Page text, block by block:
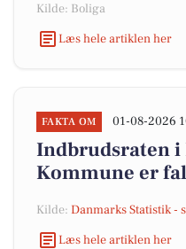
Kilde: Boliga
Læs hele artiklen her
FAKTA OM 01-08-2026
Indbrudsraten
Kommune er
Kilde: Danmarks Statistik -
Læs hele artiklen her